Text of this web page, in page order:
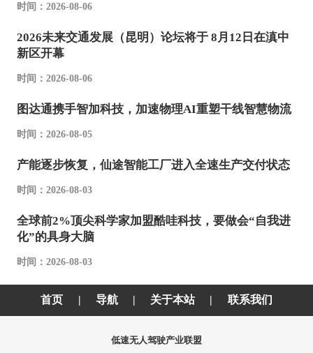
时间：2026-08-06
2026未来交通发展（昆明）论坛将于 8月12日在滇中
新区开幕
时间：2026-08-06
图达通携手智加科技，加速物理AI重塑干线智慧物流
时间：2026-08-05
产能逐步恢复，仙途智能工厂进入全速生产交付状态
时间：2026-08-03
全球前2%顶尖科学家加盟酷哇科技，要做会“自我进
化”的具身大脑
时间：2026-08-03
首页 | 导航 | 关于本站 | 联系我们
低速无人驾驶产业联盟